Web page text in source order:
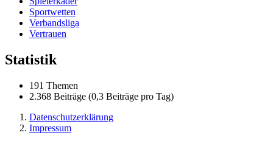
Sportwetten
Verbandsliga
Vertrauen
Statistik
191 Themen
2.368 Beiträge (0,3 Beiträge pro Tag)
Datenschutzerklärung
Impressum